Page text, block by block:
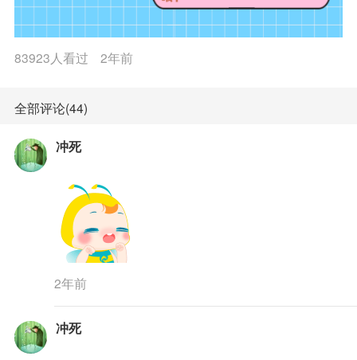
83923人看过 2年前
全部评论(44)
冲死
2年前
冲死